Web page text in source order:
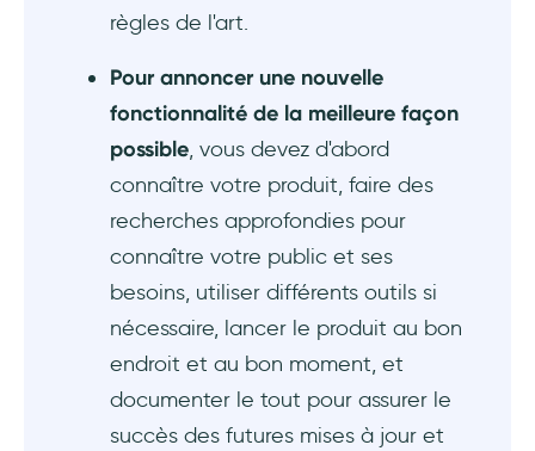
règles de l'art.
Pour annoncer une nouvelle
fonctionnalité de la meilleure façon
possible, vous devez d'abord
connaître votre produit, faire des
recherches approfondies pour
connaître votre public et ses
besoins, utiliser différents outils si
nécessaire, lancer le produit au bon
endroit et au bon moment, et
documenter le tout pour assurer le
succès des futures mises à jour et